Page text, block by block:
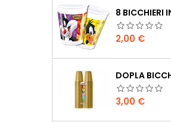
Prezzo
2,00 €
Prezzo
3,00 €